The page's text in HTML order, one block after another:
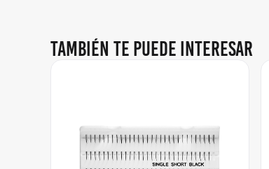
También te puede interesar